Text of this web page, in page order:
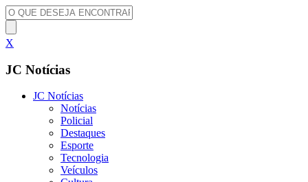
X
JC Notícias
JC Notícias
Notícias
Policial
Destaques
Esporte
Tecnologia
Veículos